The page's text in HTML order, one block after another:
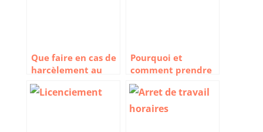
Que faire en cas de
harcèlement au
travail ?
Pourquoi et
comment prendre
contact avec
l’inspection du
travail ?